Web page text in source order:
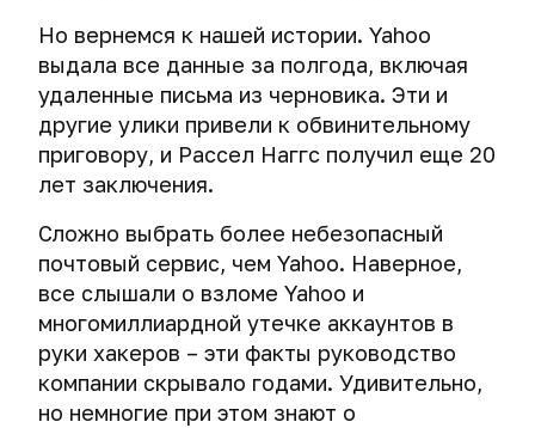
VPN:
TLS
authentication,
порт
соединения
и
сессионный
Выбираем
безопасный
алгоритм
шифрования,
длина
ключа
уничтожение
мобильного
телефона
и
планшета
Но вернемся к нашей истории. Yahoo
выдала все данные за полгода, включая
удаленные письма из черновика. Эти и
другие улики привели к обвинительному
приговору, и Рассел Наггс получил еще 20
лет заключения.
Сложно выбрать более небезопасный
почтовый сервис, чем Yahoo. Наверное,
все слышали о взломе Yahoo и
многомиллиардной утечке аккаунтов в
руки хакеров – эти факты руководство
компании скрывало годами. Удивительно,
но немногие при этом знают о